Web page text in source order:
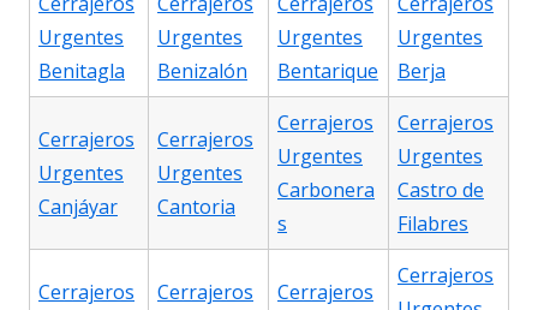
Urgentes
Benitagla
Urgentes
Benizalón
Urgentes
Bentarique
Urgentes
Berja
Cerrajeros
Urgentes
Canjáyar
Cerrajeros
Urgentes
Cantoria
Cerrajeros
Urgentes
Carbonera
s
Cerrajeros
Urgentes
Castro de
Filabres
Cerrajeros
Cerrajeros
Cerrajeros
Cerrajeros